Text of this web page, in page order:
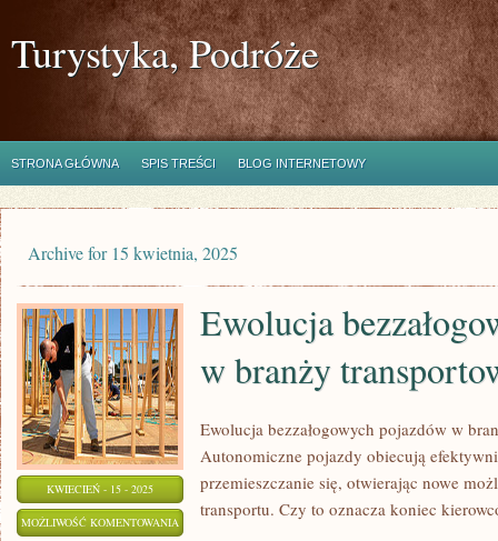
Turystyka, Podróże
STRONA GŁÓWNA SPIS TREŚCI BLOG INTERNETOWY
Archive for 15 kwietnia, 2025
KWIECIEŃ - 15 - 2025
MOŻLIWOŚĆ KOMENTOWANIA EWOLUCJA
Ewolucja
w branży
Ewolucja bezzałogowych pojazdów w
Autonomiczne pojazdy obiecują
przemieszczanie się, otwierając nowe
transportu. Czy to oznacza koniec